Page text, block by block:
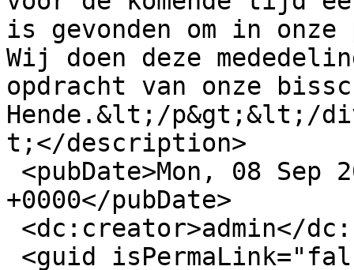
is gevonden om in
Wij doen deze
opdracht van onze
Hende.&lt;/p&gt;&lt;/
t;</description>
+0000</pubDate>